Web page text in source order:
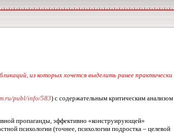
из которых хочется выделить ранее практически
publ/info/583) с содержательным критическим анализом
пропаганды, эффективно «конструирующей»
психологии (точнее, психологии подростка – целевой